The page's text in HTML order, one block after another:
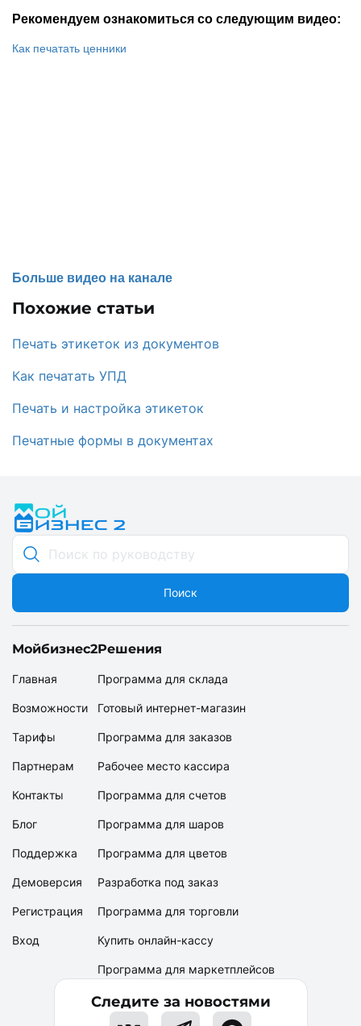
Рекомендуем ознакомиться со следующим видео:
Как печатать ценники
Больше видео на канале
Похожие статьи
Печать этикеток из документов
Как печатать УПД
Печать и настройка этикеток
Печатные формы в документах
Поиск
Мойбизнес2
Главная
Возможности
Тарифы
Партнерам
Контакты
Блог
Поддержка
Демоверсия
Регистрация
Вход
Решения
Программа для склада
Готовый интернет-магазин
Программа для заказов
Рабочее место кассира
Программа для счетов
Программа для шаров
Программа для цветов
Разработка под заказ
Программа для торговли
Купить онлайн-кассу
Программа для маркетплейсов
Следите за новостями